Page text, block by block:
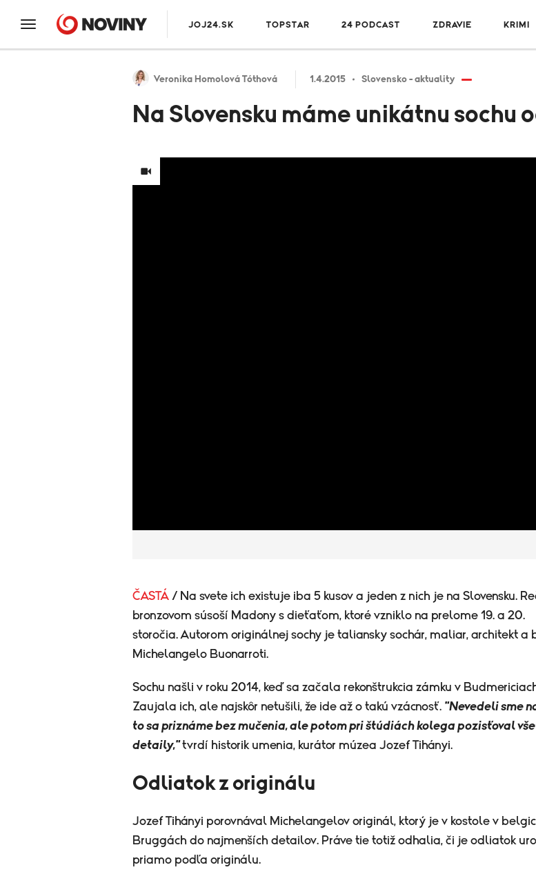
JOJ24.SK TOPSTAR 24 PODCAST ZDRAVIE KRIMI
Veronika Homolová Tóthová 1.4.2015 Slovensko - aktuality
Na Slovensku máme unikátnu sochu
ČASTÁ / Na svete ich existuje iba 5 kusov a jeden z nich je na Slovensku.
bronzovom súsoší Madony s dieťaťom, ktoré vzniklo na prelome 19. a 20.
storočia. Autorom originálnej sochy je taliansky sochár, maliar, architekt a
Michelangelo Buonarroti.
Sochu našli v roku 2014, keď sa začala rekonštrukcia zámku v
Zaujala ich, ale najskôr netušili, že ide až o takú vzácnosť. "Nevedeli sme
to sa priznáme bez mučenia, ale potom pri štúdiách kolega pozisťoval
detaily,"tvrdí historik umenia, kurátor múzea Jozef Tihányi.
Odliatok z originálu
Jozef Tihányi porovnával Michelangelov originál, ktorý je v kostole v
Bruggách do najmenších detailov. Práve tie totiž odhalia, či je odliatok
priamo podľa originálu.